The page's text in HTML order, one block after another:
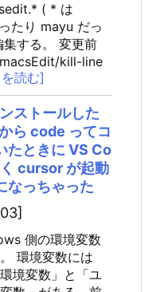
( * は
たり mayu だっ
集する。 変更前
kill-line
読む]
ストールした
ら code ってコ
たときに VS Co
cursor が起動
なっちゃった
側の環境変数
環境変数には
環境変数」と「ユ